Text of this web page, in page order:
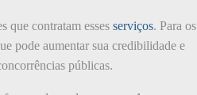
que contratam esses serviços. Para os
pode aumentar sua credibilidade e
públicas.